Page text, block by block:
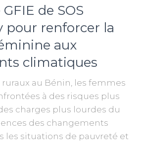
de SOS
pour renforcer la
aux
climatiques
au Bénin, les femmes
à des risques plus
charges plus lourdes du
des changements
les situations de pauvreté et